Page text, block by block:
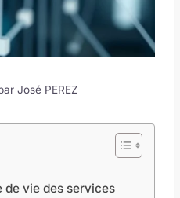
José PEREZ
de vie des services